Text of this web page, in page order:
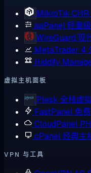
MikroTik CHR
aaPanel轻量
WireGuard 现
MetaTrader 4
Hiddify
虚拟主机面板
Plesk 全栈虚
FastPanel 免
CloudPanel
cPanel经典主
VPN 与工具